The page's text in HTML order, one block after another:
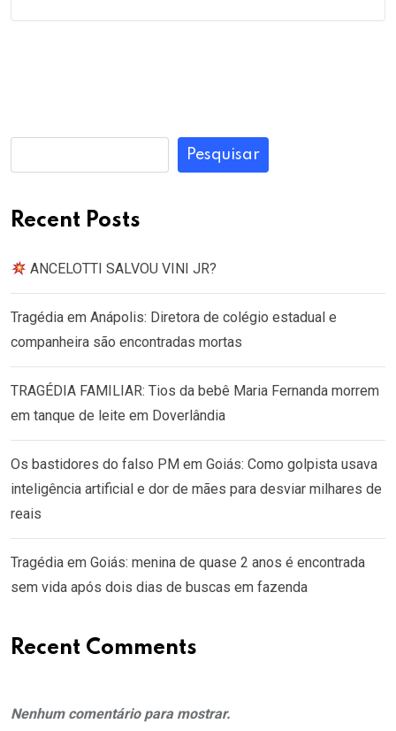
Pesquisar
Recent Posts
ANCELOTTI SALVOU VINI JR?
Tragédia em Anápolis: Diretora de colégio estadual e
companheira são encontradas mortas
TRAGÉDIA FAMILIAR: Tios da bebê Maria Fernanda morrem
em tanque de leite em Doverlândia
Os bastidores do falso PM em Goiás: Como golpista usava
inteligência artificial e dor de mães para desviar milhares de
reais
Tragédia em Goiás: menina de quase 2 anos é encontrada
sem vida após dois dias de buscas em fazenda
Recent Comments
Nenhum comentário para mostrar.